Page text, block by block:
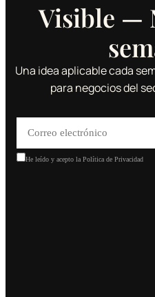
Visible —
Una idea aplicable cada
para negocios del